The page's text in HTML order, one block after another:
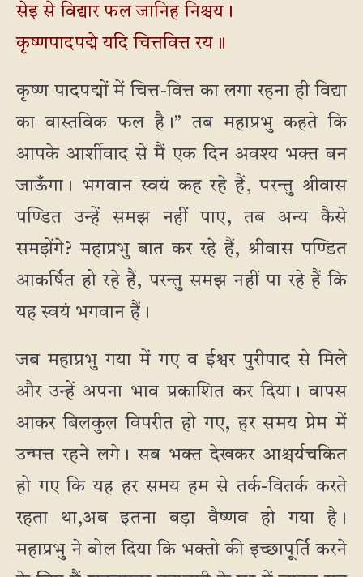
सेइ से विद्यार फल जानिह निश्चय।
कृष्णपादपद्मे यदि चित्तवित्त रय॥
कृष्ण पादपद्मों में चित्त-वित्त का लगा रहना ही विद्या
का वास्तविक फल है।” तब महाप्रभु कहते कि
आपके आर्शीवाद से मैं एक दिन अवश्य भक्त बन
जाऊँगा। भगवान स्वयं कह रहे हैं, परन्तु श्रीवास
पण्डित उन्हें समझ नहीं पाए, तब अन्य कैसे
समझेंगे? महाप्रभु बात कर रहे हैं, श्रीवास पण्डित
आकर्षित हो रहे हैं, परन्तु समझ नहीं पा रहे हैं कि
यह स्वयं भगवान हैं।
जब महाप्रभु गया में गए व ईश्वर पुरीपाद से मिले
और उन्हें अपना भाव प्रकाशित कर दिया। वापस
आकर बिलकुल विपरीत हो गए, हर समय प्रेम में
उन्मत्त रहने लगे। सब भक्त देखकर आश्चर्यचकित
हो गए कि यह हर समय हम से तर्क-वितर्क करते
रहता था,अब इतना बड़ा वैष्णव हो गया है।
महाप्रभु ने बोल दिया कि भक्तो की इच्छापूर्ति करने